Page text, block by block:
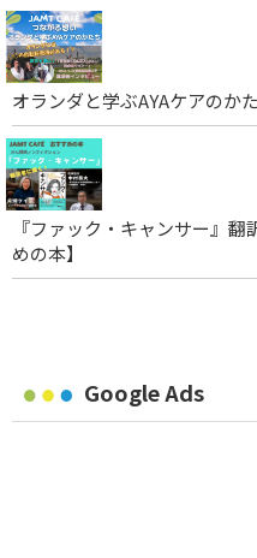
オランダと学ぶAYAケアのか
『ファック・キャンサー』
めの本】
Google Ads